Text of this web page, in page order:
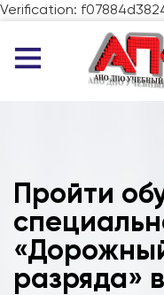
Verification:
Пройти
разряда»